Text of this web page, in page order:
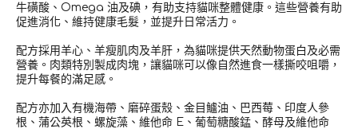
牛磺酸、Omega 油及碘，有助支持貓咪整體健康。這些營養有助
促進消化、維持健康毛髮，並提升日常活力。
配方採用羊心、羊瘦肌肉及羊肝，為貓咪提供天然動物蛋白及必需
營養。肉類特別製成肉塊，讓貓咪可以像自然進食一樣撕咬咀嚼，
提升每餐的滿足感。
配方亦加入有機海帶、磨碎蛋殼、金目鱸油、巴西莓、印度人參
根、蒲公英根、螺旋藻、維他命 E、葡萄糖酸錳、酵母及維他命